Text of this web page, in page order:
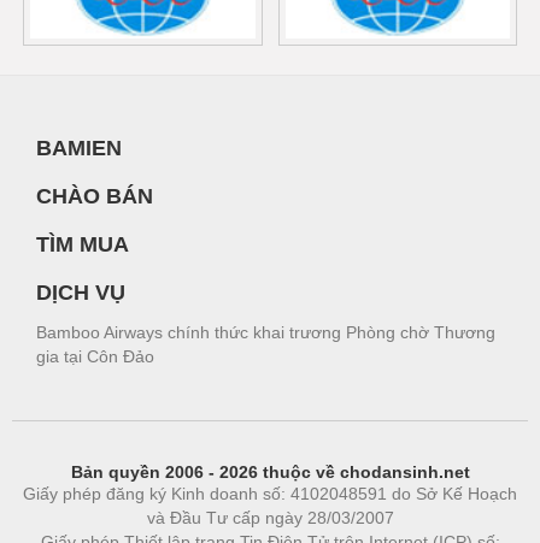
BAMIEN
CHÀO BÁN
TÌM MUA
DỊCH VỤ
Bamboo Airways chính thức khai trương Phòng chờ Thương
gia tại Côn Đảo
Bản quyền 2006 - 2026 thuộc về chodansinh.net
Giấy phép đăng ký Kinh doanh số: 4102048591 do Sở Kế Hoạch
và Đầu Tư cấp ngày 28/03/2007